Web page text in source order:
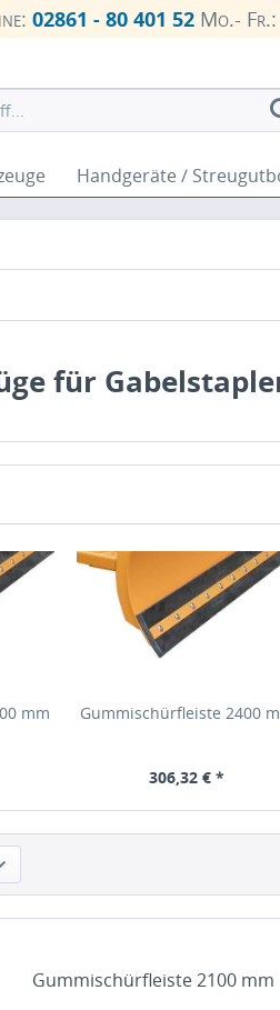
02861 - 80 401 52Mo.- Fr.:
Handgeräte /
für
mm Gummischürfleiste 2400
306,32 € *
Gummischürfleiste 2100 mm